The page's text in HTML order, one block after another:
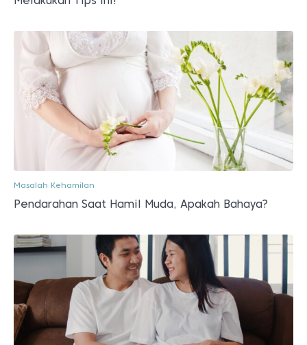
Masalah Kehamilan
Pendarahan Saat Hamil Muda, Apakah Bahaya?